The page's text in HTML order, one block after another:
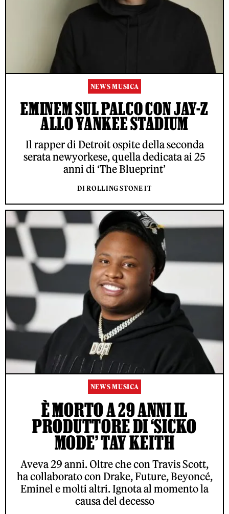
NEWS MUSICA
EMINEM SUL PALCO CON JAY-Z
ALLO YANKEE STADIUM
Il rapper di Detroit ospite della seconda
serata newyorkese, quella dedicata ai 25
anni di ‘The Blueprint’
DI ROLLING STONE IT
NEWS MUSICA
È MORTO A 29 ANNI IL
PRODUTTORE DI ‘SICKO
MODE’ TAY KEITH
Aveva 29 anni. Oltre che con Travis Scott,
ha collaborato con Drake, Future, Beyoncé,
Eminel e molti altri. Ignota al momento la
causa del decesso